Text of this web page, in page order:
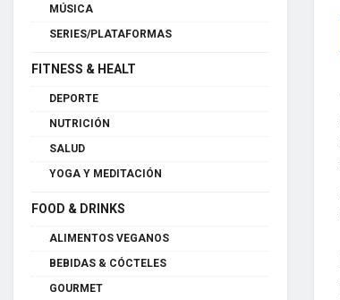
MÚSICA
SERIES/PLATAFORMAS
FITNESS & HEALT
DEPORTE
NUTRICIÓN
SALUD
YOGA Y MEDITACIÓN
FOOD & DRINKS
ALIMENTOS VEGANOS
BEBIDAS & CÓCTELES
GOURMET